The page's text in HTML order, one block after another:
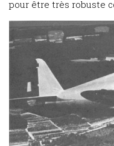
pour être très robuste